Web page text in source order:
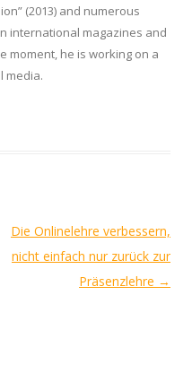
(2013) and numerous
international magazines and
moment, he is working on a
media.
Die Onlinelehre verbessern,
nicht einfach nur zurück zur
Präsenzlehre →